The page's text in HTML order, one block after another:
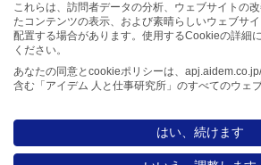
アイデム本社ビル TEL:03-5269-6020
〒550-0005 大阪府大阪市西区西本町1-13-43
アイデム西本町ビル7F TEL:06-7662-2800
Copyright AIDEM Inc. All rights
これらは、訪問者データの分析、ウェブサイトの
たコンテンツの表示、および素晴らしいウェブサ
配置する場合があります。使用するCookieの詳細
ください。
あなたの同意とcookieポリシーは、
含む「アイデム 人と仕事研究所」のすべてのウェ
はい、続けます